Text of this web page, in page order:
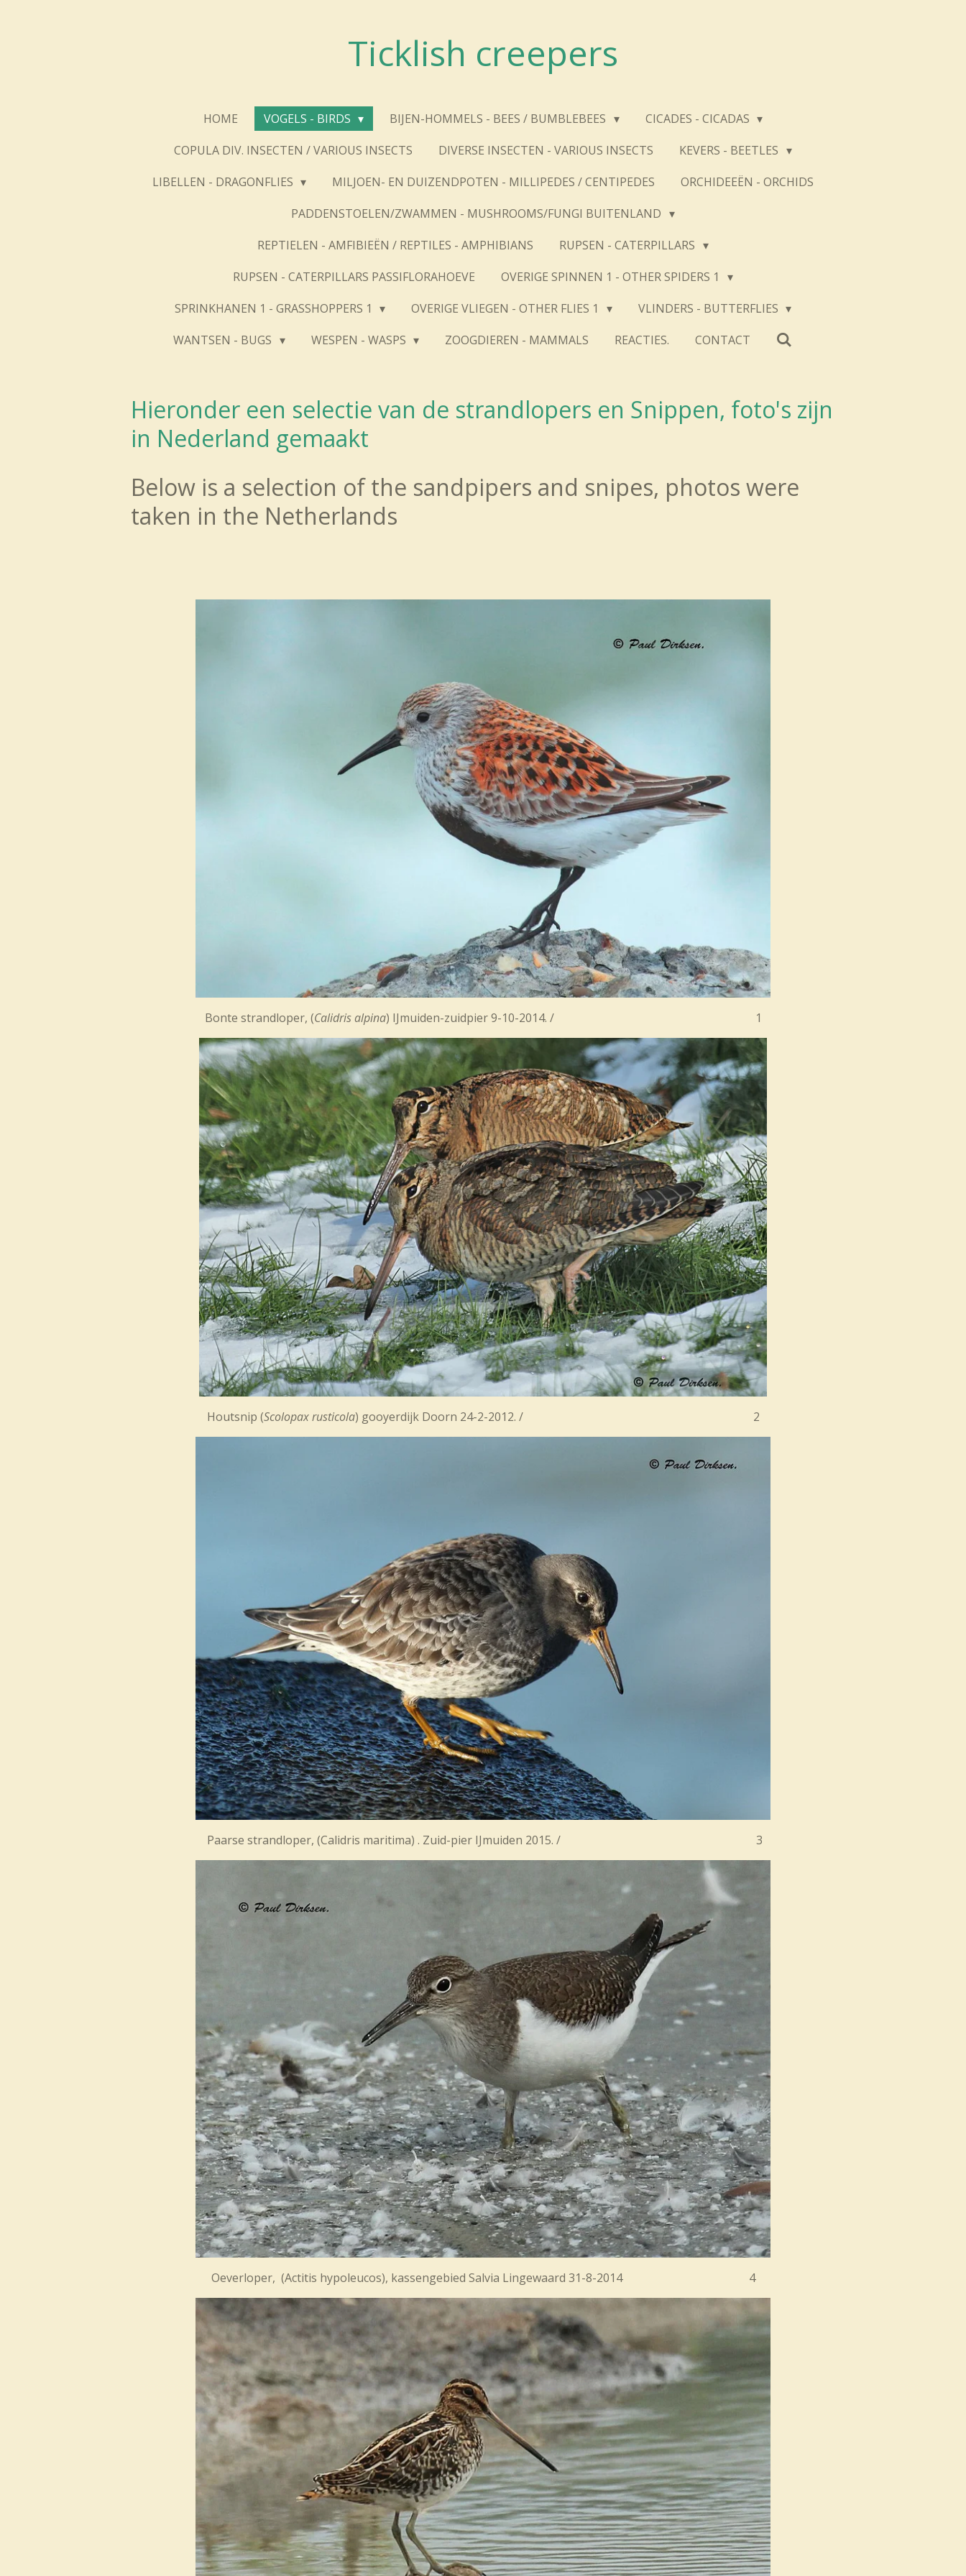
Ticklish creepers
HOME VOGELS - BIRDS BIJEN-HOMMELS - BEES / BUMBLEBEES
CICADES - CICADAS
COPULA DIV. INSECTEN / VARIOUS INSECTS
DIVERSE INSECTEN - VARIOUS INSECTS
KEVERS - BEETLES
LIBELLEN - DRAGONFLIES
MILJOEN- EN DUIZENDPOTEN - MILLIPEDES / CENTIPEDES
ORCHIDEEËN - ORCHIDS
PADDENSTOELEN/ZWAMMEN - MUSHROOMS/FUNGI BUITENLAND
REPTIELEN - AMFIBIEËN / REPTILES - AMPHIBIANS
RUPSEN - CATERPILLARS
RUPSEN - CATERPILLARS PASSIFLORAHOEVE
OVERIGE SPINNEN 1 - OTHER SPIDERS 1
SPRINKHANEN 1 - GRASSHOPPERS 1
OVERIGE VLIEGEN - OTHER FLIES 1
VLINDERS - BUTTERFLIES
WANTSEN - BUGS
WESPEN - WASPS ZOOGDIEREN - MAMMALS REACTIES. CONTACT
Hieronder een selectie van de strandlopers en Snippen, foto's zijn
in Nederland gemaakt
Below is a selection of the sandpipers and snipes, photos were
taken in the Netherlands
Bonte strandloper, (Calidris alpina) IJmuiden-zuidpier 9-10-2014. / 1
Houtsnip (Scolopax rusticola) gooyerdijk Doorn 24-2-2012. / 2
Paarse strandloper, (Calidris maritima) . Zuid-pier IJmuiden 2015. / 3
Oeverloper, (Actitis hypoleucos), kassengebied Salvia Lingewaard 31-8-2014 4